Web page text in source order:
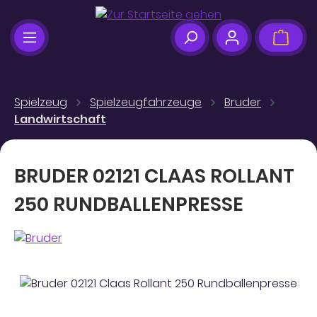
Zum Hauptinhalt springen
Spielzeug Spielzeugfahrzeuge
Bruder
Landwirtschaft
BRUDER 02121 CLAAS ROLLANT
250 RUNDBALLENPRESSE
Bildergalerie überspringen